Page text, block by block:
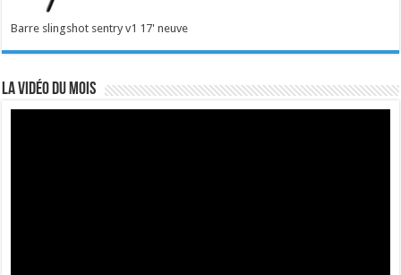
Barre slingshot sentry v1 17' neuve
La vidéo du mois